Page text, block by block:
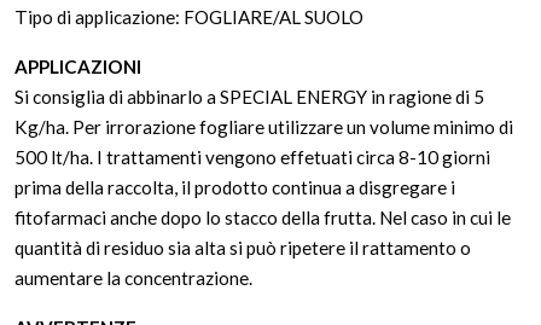
Tipo di applicazione: FOGLIARE/AL SUOLO
APPLICAZIONI
Si consiglia di abbinarlo a SPECIAL ENERGY in ragione di 5
Kg/ha. Per irrorazione fogliare utilizzare un volume minimo di
500 lt/ha. I trattamenti vengono effetuati circa 8-10 giorni
prima della raccolta, il prodotto continua a disgregare i
fitofarmaci anche dopo lo stacco della frutta. Nel caso in cui le
quantità di residuo sia alta si può ripetere il rattamento o
aumentare la concentrazione.